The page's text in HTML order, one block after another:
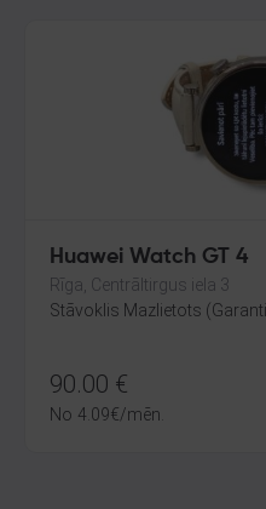
Huawei Watch GT 4
Rīga, Centrāltirgus iela 3
Stāvoklis Mazlietots
90.00 €
No 4.09€/mēn.